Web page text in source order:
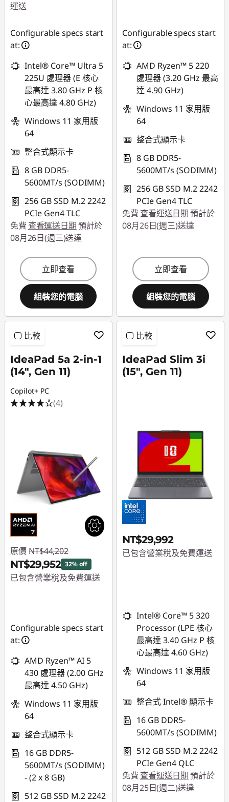
運送
NT$23,238
eCoupon 折扣 :-
NT$25,613
*以上優惠僅能擇一使
用
THINKSPECIALTW
Configurable specs start
at:
Intel® Core™ Ultra 5
225U 處理器 (E 核心
最高達 3.80 GHz P 核
心最高達 4.80 GHz)
Windows 11 家用版
64
整合式顯示卡
8 GB DDR5-
5600MT/s (SODIMM)
256 GB SSD M.2 2242
PCIe Gen4 TLC
免費 查看運送日期預計於
08月26日(週三)送達
立即查看
組裝您的電腦
Configurable specs start
at:
AMD Ryzen™ 5 220
處理器 (3.20 GHz 最高
達 4.90 GHz)
Windows 11 家用版
64
整合式顯示卡
8 GB DDR5-
5600MT/s (SODIMM)
256 GB SSD M.2 2242
PCIe Gen4 TLC
免費 查看運送日期預計於
08月26日(週三)送達
立即查看
組裝您的電腦
比較
IdeaPad 5a 2-in-1
(14", Gen 11)
Copilot+ PC
(4)
原價 NT$44,202
NT$29,952 32% off
已包含營業稅及免費運送
Configurable specs start
at:
AMD Ryzen™ AI 5
430 處理器 (2.00 GHz
最高達 4.50 GHz)
Windows 11 家用版
64
整合式顯示卡
16 GB DDR5-
5600MT/s (SODIMM)
- (2 x 8 GB)
512 GB SSD M.2 2242
比較
IdeaPad Slim 3i
(15", Gen 11)
NT$29,992
已包含營業稅及免費運送
Intel® Core™ 5 320
Processor (LPE 核心
最高達 3.40 GHz P 核
心最高達 4.60 GHz)
Windows 11 家用版
64
整合式 Intel® 顯示卡
16 GB DDR5-
5600MT/s (SODIMM)
512 GB SSD M.2 2242
PCIe Gen4 QLC
免費 查看運送日期預計於
08月25日(週二)送達